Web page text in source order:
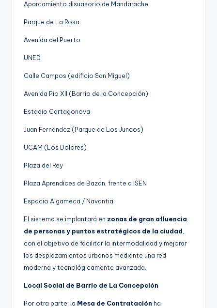
Aparcamiento disuasorio de Mandarache
Parque de La Rosa
Avenida del Puerto
UNED
Calle Campos (edificio San Miguel)
Avenida Pío XII (Barrio de la Concepción)
Estadio Cartagonova
Juan Fernández (Parque de Los Juncos)
UCAM (Los Dolores)
Plaza del Rey
Plaza Aprendices de Bazán, frente a ISEN
Espacio Algameca / Navantia
El sistema se implantará en zonas de gran afluencia
de personas y puntos estratégicos de la ciudad
con el objetivo de facilitar la intermodalidad y mejorar
los desplazamientos urbanos mediante una red
moderna y tecnológicamente avanzada.
Local Social de Barrio de La Concepción
Por otra parte, la Mesa de Contratación ha